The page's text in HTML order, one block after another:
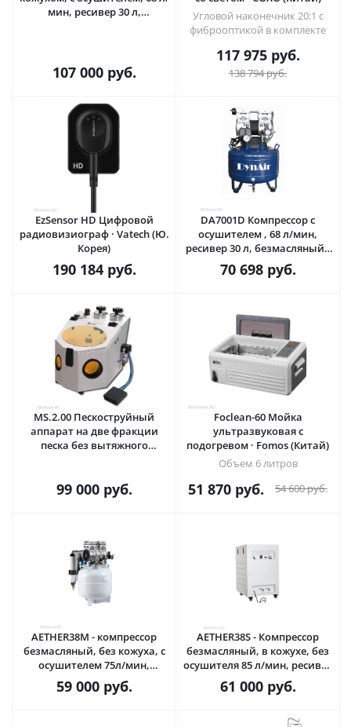
мин, ресивер 30 л,
107 000руб.
Угловой наконечник 20:1 с
фиброоптикой в комплекте
117 975руб.
138 794руб.
EzSensor HD Цифровой
радиовизиограф · Vatech (Ю.
Корея)
190 184руб.
DA7001D Компрессор с
осушителем , 68 л/мин,
ресивер 30 л, безмасляный ·
DYNAMIC (Китай)
70 698руб.
MS.2.00 Пескоструйный
аппарат на две фракции
песка без вытяжного
99 000руб.
Foclean-60 Мойка
ультразвуковая с
подогревом · Fomos (Китай)
Объем 6 литров
51 870 руб. 54 600руб.
AETHER38M - компрессор
безмасляный, без кожуха, с
осушителем 75л/мин,
ресивер 38л · Roson Foshan
Medical (Китай)
59 000руб.
AETHER38S - Компрессор
безмасляный, в кожухе, без
осушителя 85 л/мин, ресивер
38л · Roson Foshan Medical
(Китай)
61 000руб.